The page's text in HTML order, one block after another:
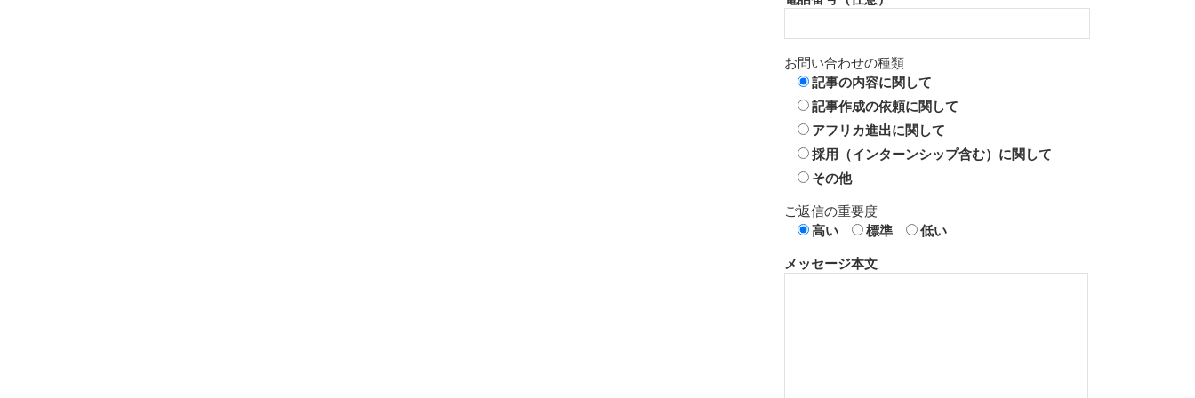
お問い合わせの種類
記事の内容に関して
記事作成の依頼に関して
アフリカ進出に関して
採用（インターンシップ含む）に関して
その他
ご返信の重要度
高い
標準 低い
メッセージ本文